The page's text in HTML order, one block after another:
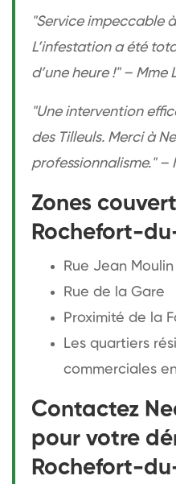
"Service impeccable
L’infestation a été
d’une heure !" – Mme
"Une intervention
des Tilleuls. Merci à
professionnalisme." –
Zones
Rochefort-
Rue Jean Moulin
Rue de la Gare
Proximité de la
Les quartiers
commerciales
Contactez
pour votre
Rochefort-